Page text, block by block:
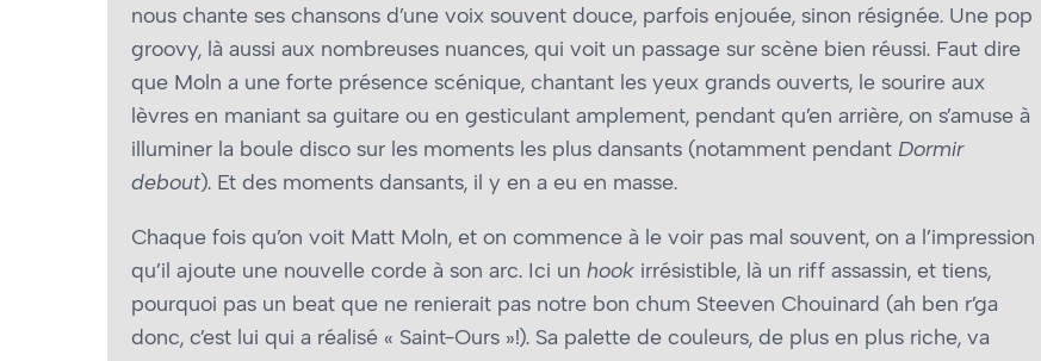
nous chante ses chansons d’une voix souvent douce, parfois enjouée, sinon résignée. Une pop
groovy, là aussi aux nombreuses nuances, qui voit un passage sur scène bien réussi. Faut dire
que Moln a une forte présence scénique, chantant les yeux grands ouverts, le sourire aux
lèvres en maniant sa guitare ou en gesticulant amplement, pendant qu’en arrière, on s’amuse à
illuminer la boule disco sur les moments les plus dansants (notamment pendant Dormir
debout). Et des moments dansants, il y en a eu en masse.
Chaque fois qu’on voit Matt Moln, et on commence à le voir pas mal souvent, on a l’impression
qu’il ajoute une nouvelle corde à son arc. Ici un hook irrésistible, là un riff assassin, et tiens,
pourquoi pas un beat que ne renierait pas notre bon chum Steeven Chouinard (ah ben r’ga
donc, c’est lui qui a réalisé « Saint-Ours »!). Sa palette de couleurs, de plus en plus riche, va